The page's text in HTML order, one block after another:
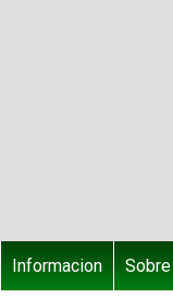
Informacion